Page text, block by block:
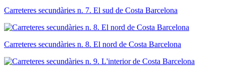
Carreteres secundàries n. 7. El sud de Costa Barcelona
Carreteres secundàries n. 8. El nord de Costa Barcelona